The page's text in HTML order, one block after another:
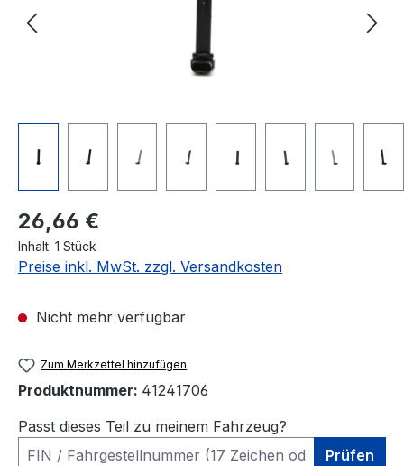
Regulärer Preis:
26,66 €
Inhalt: 1 Stück
Preise inkl. MwSt. zzgl. Versandkosten
Nicht mehr verfügbar
Zum Merkzettel hinzufügen
Produktnummer: 41241706
Passt dieses Teil zu meinem Fahrzeug?
Prüfen